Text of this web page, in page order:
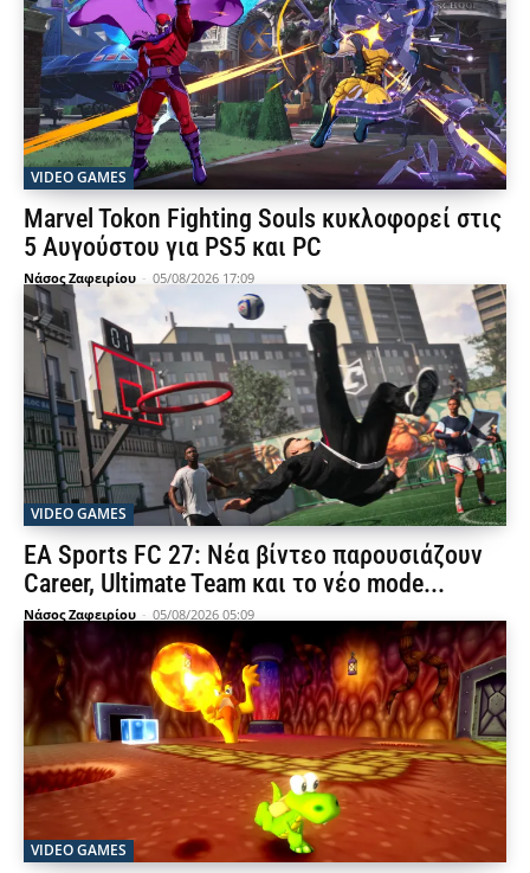
VIDEO GAMES
Marvel Tokon Fighting Souls κυκλοφορεί στις
5 Αυγούστου για PS5 και PC
Νάσος Ζαφειρίου - 05/08/2026 17:09
VIDEO GAMES
EA Sports FC 27: Νέα βίντεο παρουσιάζουν
Career, Ultimate Team και το νέο mode...
Νάσος Ζαφειρίου - 05/08/2026 05:09
VIDEO GAMES